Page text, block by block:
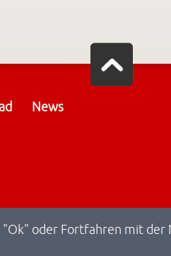
oder Fortfahren mit
News